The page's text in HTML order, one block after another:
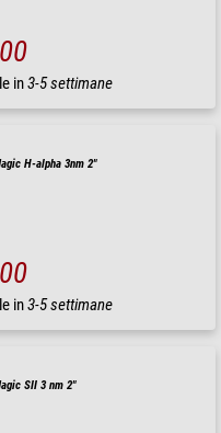
in3-5 settimane
H-alpha 3nm 2"
in3-5 settimane
SII 3 nm 2"